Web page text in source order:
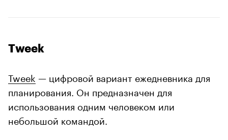
Tweek
Tweek — цифровой вариант ежедневника для
планирования. Он предназначен для
использования одним человеком или
небольшой командой.